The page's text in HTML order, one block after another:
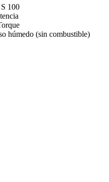
100
húmedo (sin combustible)